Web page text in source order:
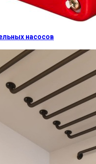
насосов